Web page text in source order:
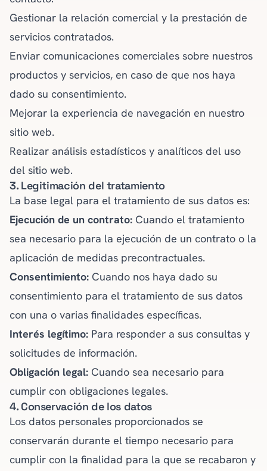
Gestionar la relación comercial y la prestación de
servicios contratados.
Enviar comunicaciones comerciales sobre nuestros
productos y servicios, en caso de que nos haya
dado su consentimiento.
Mejorar la experiencia de navegación en nuestro
sitio web.
Realizar análisis estadísticos y analíticos del uso
del sitio web.
3. Legitimación del tratamiento
La base legal para el tratamiento de sus datos es:
Ejecución de un contrato: Cuando el tratamiento
sea necesario para la ejecución de un contrato o la
aplicación de medidas precontractuales.
Consentimiento: Cuando nos haya dado su
consentimiento para el tratamiento de sus datos
con una o varias finalidades específicas.
Interés legítimo: Para responder a sus consultas y
solicitudes de información.
Obligación legal: Cuando sea necesario para
cumplir con obligaciones legales.
4. Conservación de los datos
Los datos personales proporcionados se
conservarán durante el tiempo necesario para
cumplir con la finalidad para la que se recabaron y